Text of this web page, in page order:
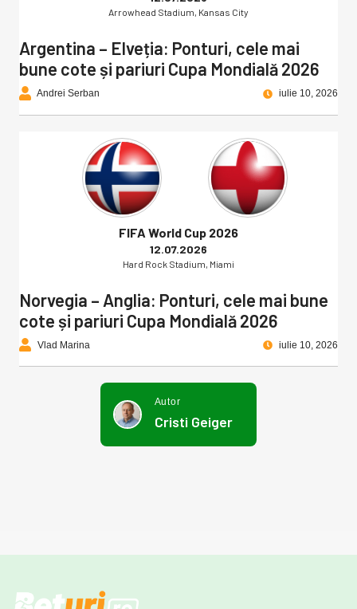
Arrowhead Stadium, Kansas City
Argentina – Elveția: Ponturi, cele mai
bune cote și pariuri Cupa Mondială 2026
Andrei Serban iulie 10, 2026
FIFA World Cup 2026
12.07.2026
Hard Rock Stadium, Miami
Norvegia – Anglia: Ponturi, cele mai bune
cote și pariuri Cupa Mondială 2026
Vlad Marina iulie 10, 2026
Autor
Cristi Geiger